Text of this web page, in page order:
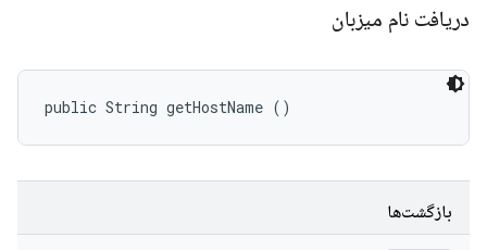
دریافت نام میزبان
public String getHostName ()
بازگشت‌ها